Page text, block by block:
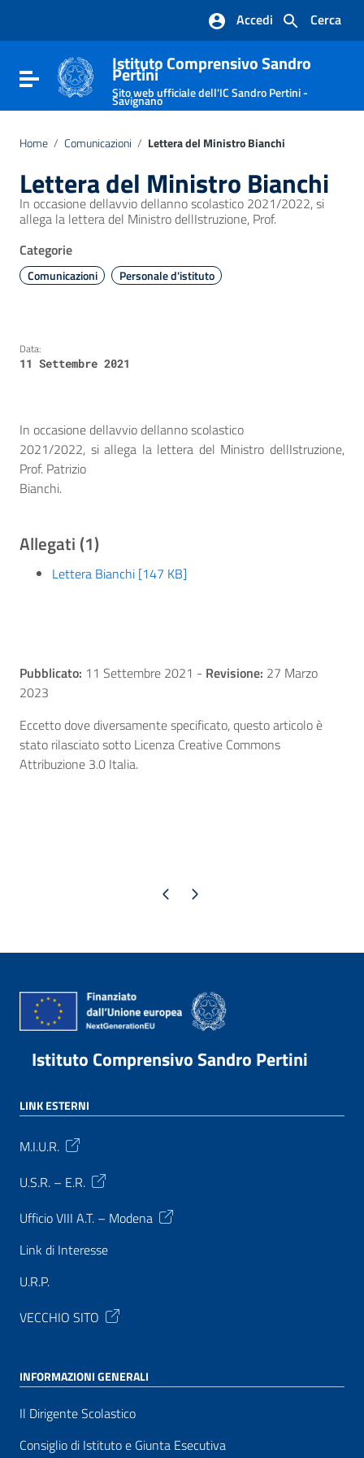
Vai al footer
Cerca
Accedi
Attiva / disattiva la navigazione
Istituto Comprensivo Sandro
Pertini
Sito web ufficiale dell'IC Sandro Pertini -
Savignano
Home / Comunicazioni / Lettera del Ministro Bianchi
Lettera del Ministro Bianchi
In occasione dellavvio dellanno scolastico 2021/2022, si
allega la lettera del Ministro dellIstruzione, Prof.
Categorie
Comunicazioni Personale d'istituto
Data:
11 Settembre 2021
In occasione dellavvio dellanno scolastico
2021/2022, si allega la lettera del Ministro dellIstruzione,
Prof. Patrizio
Bianchi.
Allegati (1)
Lettera Bianchi [147 KB]
Pubblicato: 11 Settembre 2021 - Revisione: 27 Marzo
2023
Eccetto dove diversamente specificato, questo articolo è
stato rilasciato sotto Licenza Creative Commons
Attribuzione 3.0 Italia.
Pagina precedente
Pagina successiva
Istituto Comprensivo Sandro Pertini
LINK ESTERNI
M.I.U.R.
U.S.R. – E.R.
Ufficio VIII A.T. – Modena
Link di Interesse
U.R.P.
VECCHIO SITO
INFORMAZIONI GENERALI
Il Dirigente Scolastico
Consiglio di Istituto e Giunta Esecutiva